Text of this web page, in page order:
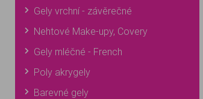
Gely vrchní - závěrečné
Nehtové Make-upy, Covery
Gely mléčné - French
Poly akrygely
Barevné gely